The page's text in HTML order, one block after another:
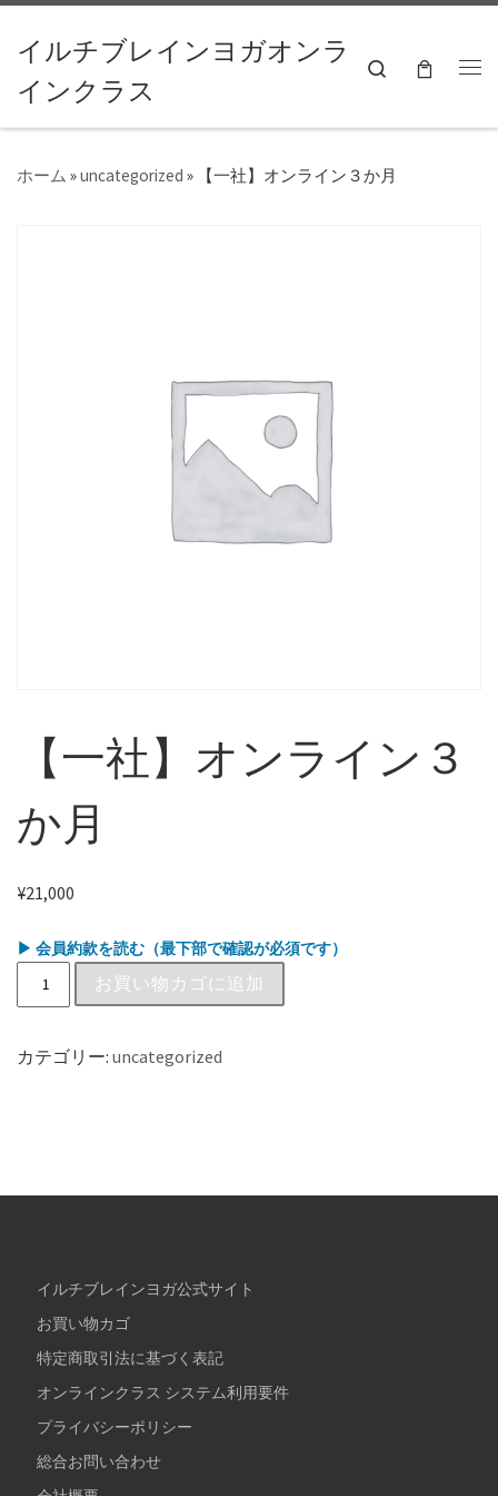
コンテンツへスキップ
イルチブレインヨガオンラ
インクラス
Search
ホーム »uncategorized » 【一社】オンライン３か月
【一社】オンライン３
か月
¥21,000
▶ 会員約款を読む（最下部で確認が必須です）
お買い物カゴに追加
カテゴリー: uncategorized
イルチブレインヨガ公式サイト
お買い物カゴ
特定商取引法に基づく表記
オンラインクラス システム利用要件
プライバシーポリシー
総合お問い合わせ